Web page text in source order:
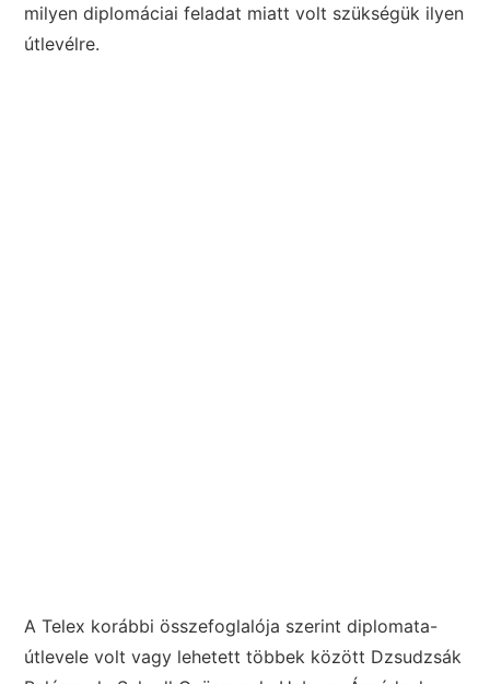
milyen diplomáciai feladat miatt volt szükségük ilyen
útlevélre.
A Telex korábbi összefoglalója szerint diplomata-
útlevele volt vagy lehetett többek között Dzsudzsák